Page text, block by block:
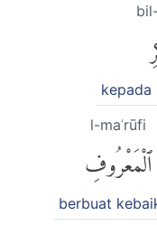
kepada
l-maʿrūfi
ٱلْمَعْرُوفِ
berbuat